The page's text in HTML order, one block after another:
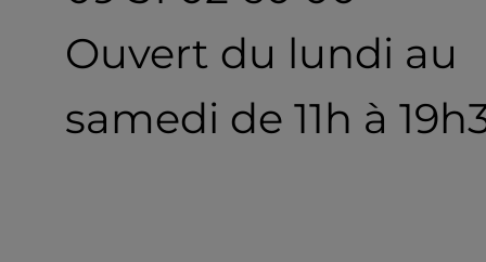
Ouvert du lundi au
samedi de 11h à